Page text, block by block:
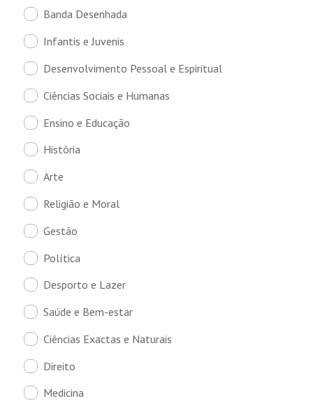
Banda Desenhada
Infantis e Juvenis
Desenvolvimento Pessoal e Espiritual
Ciências Sociais e Humanas
Ensino e Educação
História
Arte
Religião e Moral
Gestão
Política
Desporto e Lazer
Saúde e Bem-estar
Ciências Exactas e Naturais
Direito
Medicina